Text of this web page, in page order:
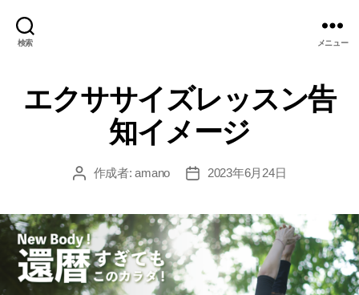
検索 メニュー
エクササイズレッスン告
知イメージ
投 作成者:amano
投
2023年6月24日